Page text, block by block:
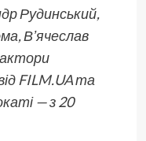
Рудинський,
Вʼячеслав
FILM.UAта
— з 20